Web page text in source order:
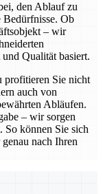
den Ablauf zu
Ob
– wir
Qualität basiert.
profitieren Sie nicht
auch von
Abläufen.
– wir sorgen
So können Sie sich
nach Ihren